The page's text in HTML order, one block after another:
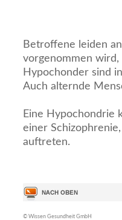
Betroffene leiden
vorgenommen
Hypochonder sind
Auch alternde
Eine Hypochondrie
einer
auftreten.
© Wissen Gesundheit GmbH